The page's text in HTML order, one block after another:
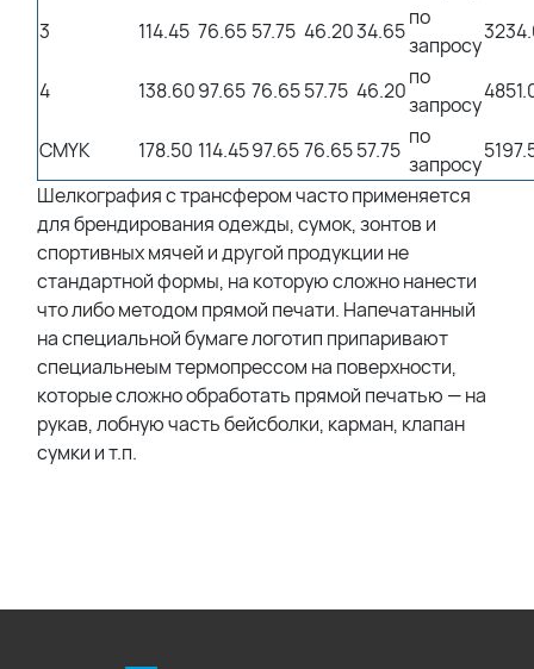
3 114.45 76.65 57.75 46.2034.65
по
запросу
4 138.6097.65 76.6557.75 46.20
по
запросу
CMYK 178.50 114.4597.6576.6557.75
по
запросу
Шелкография с трансфером часто применяется
для брендирования одежды, сумок, зонтов и
спортивных мячей и другой продукции не
стандартной формы, на которую сложно нанести
что либо методом прямой печати. Напечатанный
на специальной бумаге логотип припаривают
специальнеым термопрессом на поверхности,
которые сложно обработать прямой печатью — на
рукав, лобную часть бейсболки, карман, клапан
сумки и т.п.